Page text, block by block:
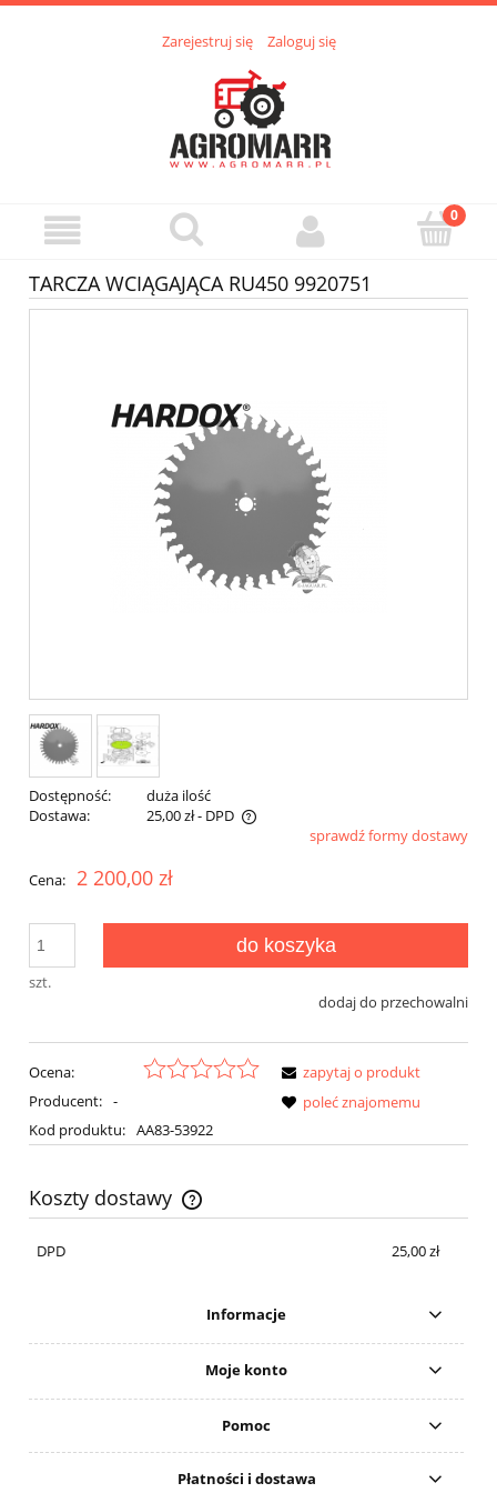
Zarejestruj się Zaloguj się
TARCZA WCIĄGAJĄCA RU450 9920751
Dostępność:
duża ilość
Dostawa:
25,00 zł- DPD
Cena nie zawiera ewentualnych kosztów płatnościsprawdź formy dostawy
Cena: 2 200,00 zł
szt.
do koszyka
dodaj do przechowalni
Ocena:
Producent: -
Kod produktu: AA83-53922
zapytaj o produkt
poleć znajomemu
Koszty dostawy
Cena nie zawiera ewentualnych kosztów płatności
DPD
25,00 zł
Informacje
Moje konto
Pomoc
Płatności i dostawa